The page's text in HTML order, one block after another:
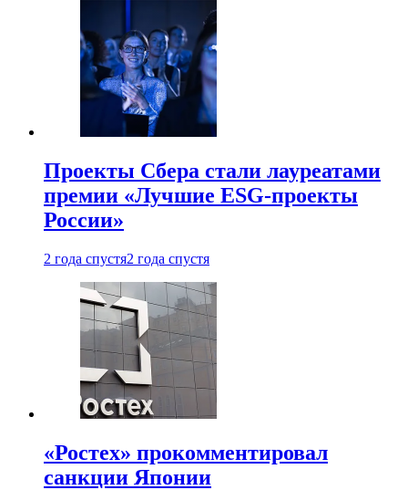
Проекты Сбера стали лауреатами
премии «Лучшие ESG-проекты
России»
2 года спустя2 года спустя
«Ростех» прокомментировал
санкции Японии